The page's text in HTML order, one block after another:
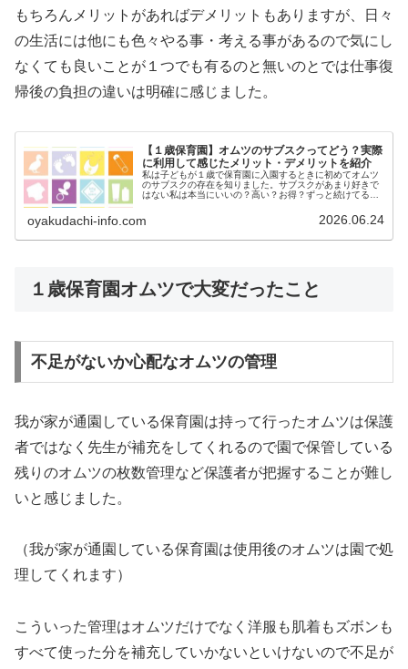
もちろんメリットがあればデメリットもありますが、日々
の生活には他にも色々やる事・考える事があるので気にし
なくても良いことが１つでも有るのと無いのとでは仕事復
帰後の負担の違いは明確に感じました。
【１歳保育園】オムツのサブスクってどう？実際
に利用して感じたメリット・デメリットを紹介
私は子どもが１歳で保育園に入園するときに初めてオムツ
のサブスクの存在を知りました。サブスクがあまり好きで
はない私は本当にいいの？高い？お得？ずっと続けてる？
oyakudachi-info.com 2026.06.24
１歳保育園オムツで大変だったこと
不足がないか心配なオムツの管理
我が家が通園している保育園は持って行ったオムツは保護
者ではなく先生が補充をしてくれるので園で保管している
残りのオムツの枚数管理など保護者が把握することが難し
いと感じました。
（我が家が通園している保育園は使用後のオムツは園で処
理してくれます）
こういった管理はオムツだけでなく洋服も肌着もズボンも
すべて使った分を補充していかないといけないので不足が